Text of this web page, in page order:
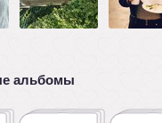
альбомы